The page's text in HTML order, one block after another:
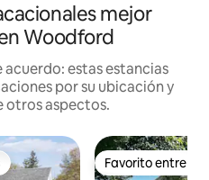
mejor
Woodford
acuerdo: estas estancias
por su ubicación y
otros aspectos.
huéspedes Favorito entre
Favorito entre